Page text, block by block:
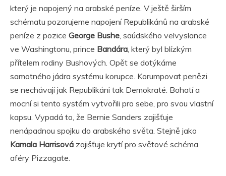
který je napojený na arabské peníze. V ještě širším
schématu pozorujeme napojení Republikánů na arabské
peníze z pozice George Bushe , saúdského velvyslance
ve Washingtonu, prince Bandára , který byl blízkým
přítelem rodiny Bushových. Opět se dotýkáme
samotného jádra systému korupce. Korumpovat penězi
se nechávají jak Republikáni tak Demokraté. Bohatí a
mocní si tento systém vytvořili pro sebe, pro svou vlastní
kapsu. Vypadá to, že Bernie Sanders zajišťuje
nenápadnou spojku do arabského světa. Stejně jako
Kamala Harrisová zajišťuje krytí pro světové schéma
aféry Pizzagate.